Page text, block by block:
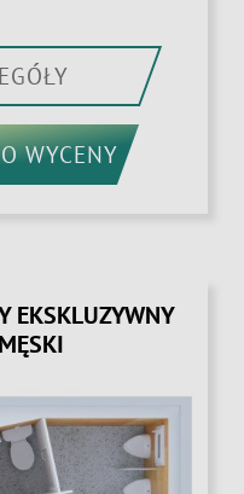
WYCENY
EKSKLUZYWNY